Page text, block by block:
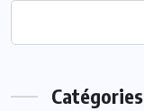
Catégories